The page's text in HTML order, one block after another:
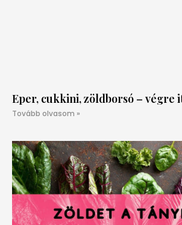
Eper, cukkini, zöldborsó – végre
Tovább olvasom »